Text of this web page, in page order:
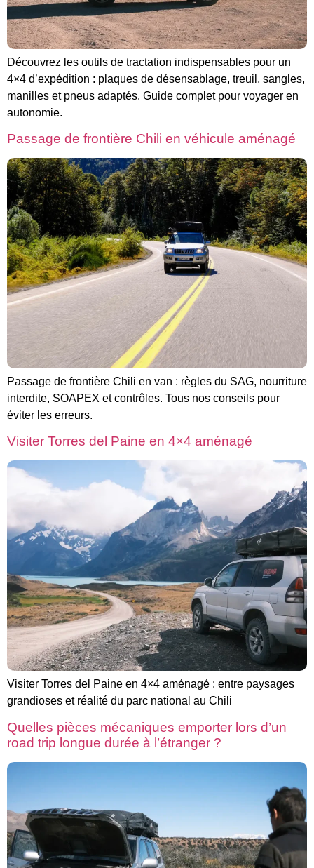
Découvrez les outils de tractation indispensables pour un
4×4 d’expédition : plaques de désensablage, treuil, sangles,
manilles et pneus adaptés. Guide complet pour voyager en
autonomie.
Passage de frontière Chili en véhicule aménagé
Passage de frontière Chili en van : règles du SAG, nourriture
interdite, SOAPEX et contrôles. Tous nos conseils pour
éviter les erreurs.
Visiter Torres del Paine en 4×4 aménagé
Visiter Torres del Paine en 4×4 aménagé : entre paysages
grandioses et réalité du parc national au Chili
Quelles pièces mécaniques emporter lors d’un
road trip longue durée à l’étranger ?